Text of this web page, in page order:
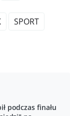
SPORT
podczas finału